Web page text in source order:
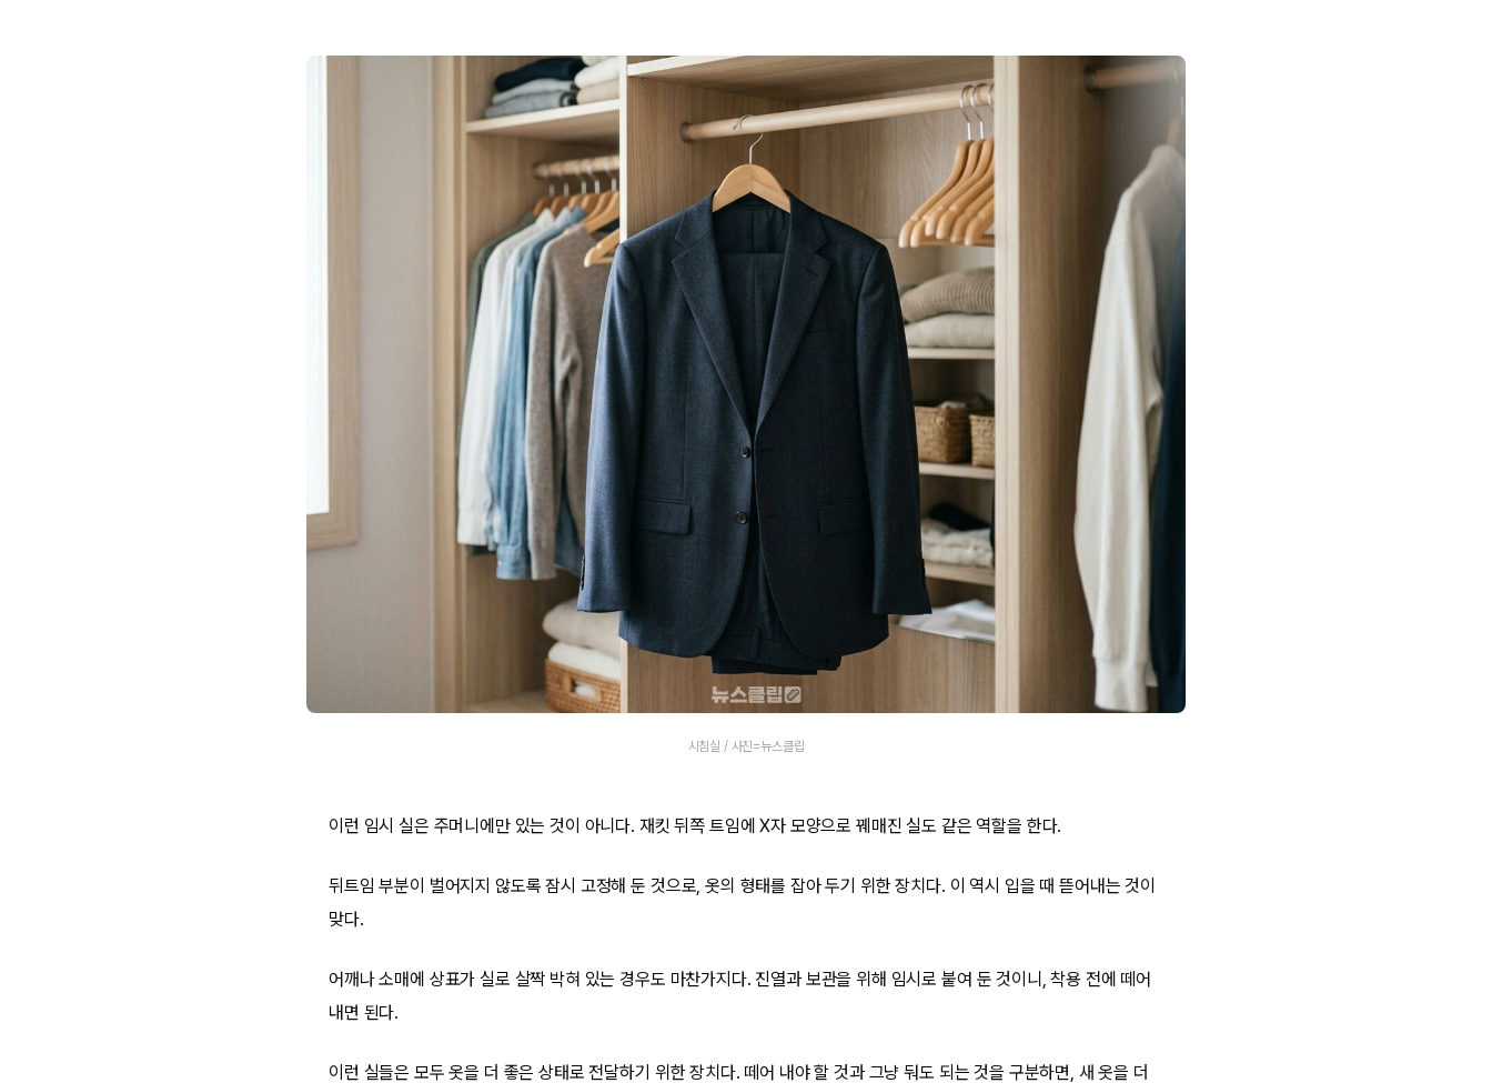
시침실 / 사진=뉴스클립
이런 임시 실은 주머니에만 있는 것이 아니다. 재킷 뒤쪽 트임에 X자 모양으로 꿰매진 실도 같은 역할을 한다.
뒤트임 부분이 벌어지지 않도록 잠시 고정해 둔 것으로, 옷의 형태를 잡아 두기 위한 장치다. 이 역시 입을 때 뜯어내는 것이
맞다.
어깨나 소매에 상표가 실로 살짝 박혀 있는 경우도 마찬가지다. 진열과 보관을 위해 임시로 붙여 둔 것이니, 착용 전에 떼어
내면 된다.
이런 실들은 모두 옷을 더 좋은 상태로 전달하기 위한 장치다. 떼어 내야 할 것과 그냥 둬도 되는 것을 구분하면, 새 옷을 더